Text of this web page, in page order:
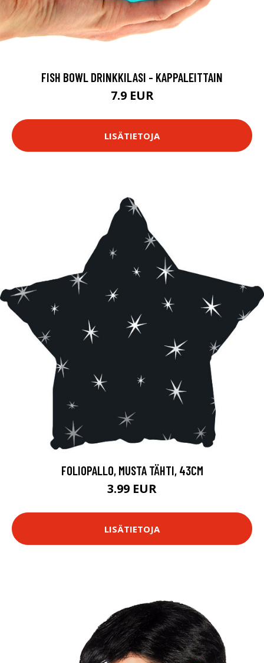
FISH BOWL DRINKKILASI - KAPPALEITTAIN
7.9 EUR
LISÄTIETOJA
FOLIOPALLO, MUSTA TÄHTI, 43CM
3.99 EUR
LISÄTIETOJA